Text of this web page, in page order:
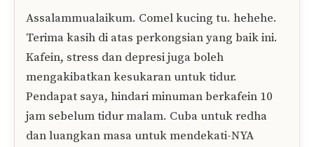
Assalammualaikum. Comel kucing tu. hehehe.
Terima kasih di atas perkongsian yang baik ini.
Kafein, stress dan depresi juga boleh
mengakibatkan kesukaran untuk tidur.
Pendapat saya, hindari minuman berkafein 10
jam sebelum tidur malam. Cuba untuk redha
dan luangkan masa untuk mendekati-NYA